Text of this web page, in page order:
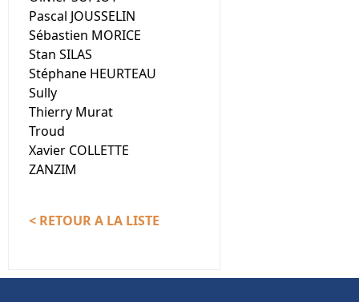
Pascal JOUSSELIN
Sébastien MORICE
Stan SILAS
Stéphane HEURTEAU
Sully
Thierry Murat
Troud
Xavier COLLETTE
ZANZIM
< RETOUR A LA LISTE